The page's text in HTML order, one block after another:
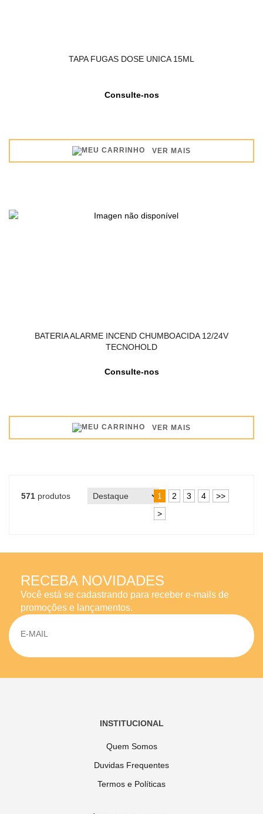
TAPA FUGAS DOSE UNICA 15ML
Consulte-nos
VER MAIS
BATERIA ALARME INCEND CHUMBOACIDA 12/24V
TECNOHOLD
Consulte-nos
VER MAIS
571 produtos 1 2 3 4
>>
>
RECEBA NOVIDADES
Você está se cadastrando para receber e-mails de
promoções e lançamentos.
INSTITUCIONAL
Quem Somos
Duvidas Frequentes
Termos e Políticas